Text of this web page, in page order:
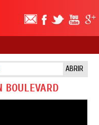
ABRIR
BOULEVARD